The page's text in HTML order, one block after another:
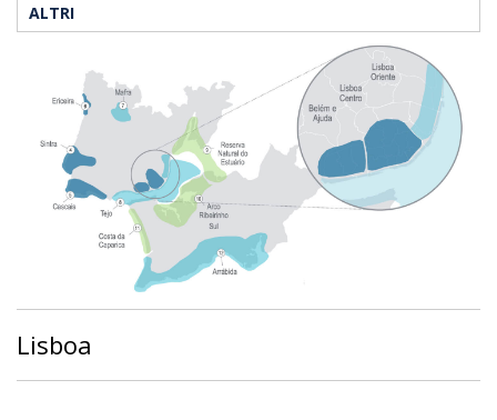
ALTRI
Lisboa